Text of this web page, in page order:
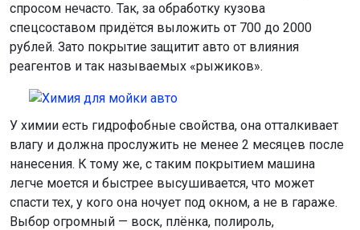
спросом нечасто. Так, за обработку кузова
спецсоставом придётся выложить от 700 до 2000
рублей. Зато покрытие защитит авто от влияния
реагентов и так называемых «рыжиков».
У химии есть гидрофобные свойства, она отталкивает
влагу и должна прослужить не менее 2 месяцев после
нанесения. К тому же, с таким покрытием машина
легче моется и быстрее высушивается, что может
спасти тех, у кого она ночует под окном, а не в гараже.
Выбор огромный — воск, плёнка, полироль,